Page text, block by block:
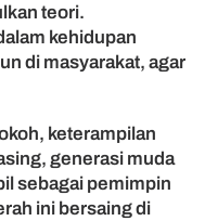
teori.
kehidupan
di masyarakat, agar
keterampilan
generasi muda
sebagai pemimpin
ini bersaing di